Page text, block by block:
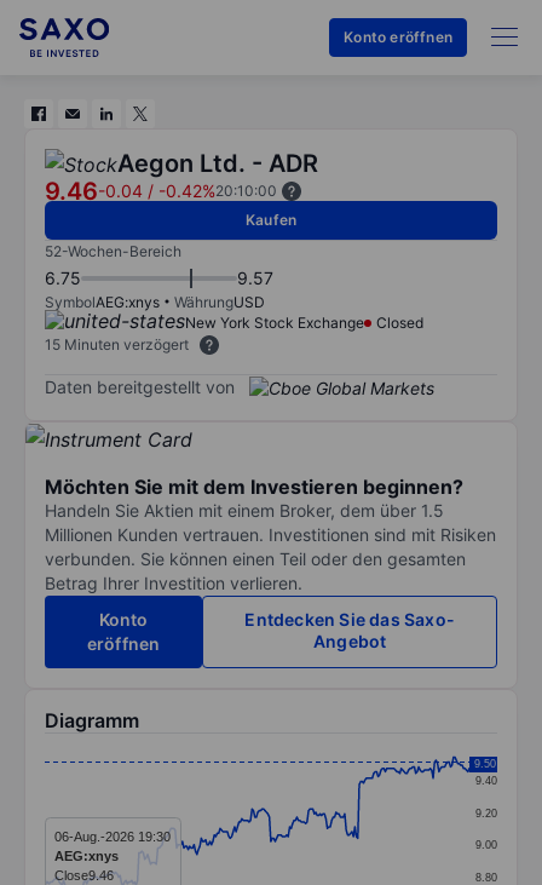
Konto eröffnen
Aegon Ltd. - ADR
9.46-0.04 / -0.42%20:10:00
Kaufen
52-Wochen-Bereich
6.75 9.57
SymbolAEG:xnys WährungUSD
New York Stock Exchange
Closed
15 Minuten verzögert
Daten bereitgestellt von
Möchten Sie mit dem Investieren beginnen?
Handeln Sie Aktien mit einem Broker, dem über 1.5
Millionen Kunden vertrauen. Investitionen sind mit Risiken
verbunden. Sie können einen Teil oder den gesamten
Betrag Ihrer Investition verlieren.
Konto
eröffnen
Entdecken Sie das Saxo-
Angebot
Diagramm
Line chart with 294 data points.
The chart has 1 X axis displaying categories.
The chart has 1 Y axis displaying values. Data 8.80
9.00
9.20
9.40
9.50
06-Aug.-2026 19:30
AEG:xnys
Close9.46